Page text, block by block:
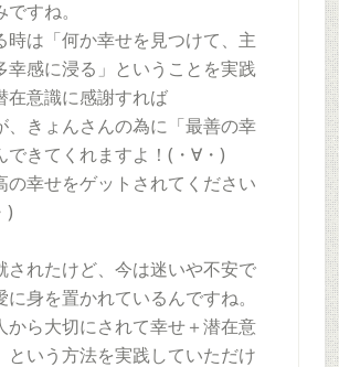
すね。
時は「何か幸せを見つけて、主
幸感に浸る」ということを実践
在意識に感謝すれば
、きょんさんの為に「最善の幸
できてくれますよ！(・∀・)
の幸せをゲットされてください
)
されたけど、今は迷いや不安で
に身を置かれているんですね。
から大切にされて幸せ＋潜在意
という方法を実践していただけ